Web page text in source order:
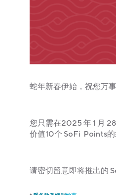
蛇年新春伊始，祝您万
您只需在2025 年 1 月
价值10个 SoFi Points
请密切留意即将推出的